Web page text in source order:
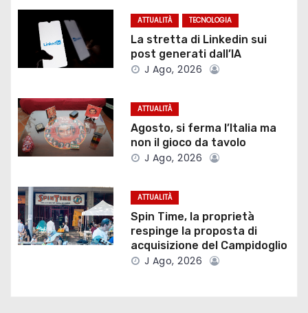
n
e
r
t
ATTUALITÀ TECNOLOGIA
La stretta di Linkedin sui
post generati dall’IA
J Ago, 2026
ATTUALITÀ
Agosto, si ferma l’Italia ma
non il gioco da tavolo
J Ago, 2026
ATTUALITÀ
Spin Time, la proprietà
respinge la proposta di
acquisizione del Campidoglio
J Ago, 2026